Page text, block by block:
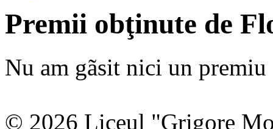
Premii obţinute de
Nu am gãsit nici un premiu
© 2026 Liceul "Grigore